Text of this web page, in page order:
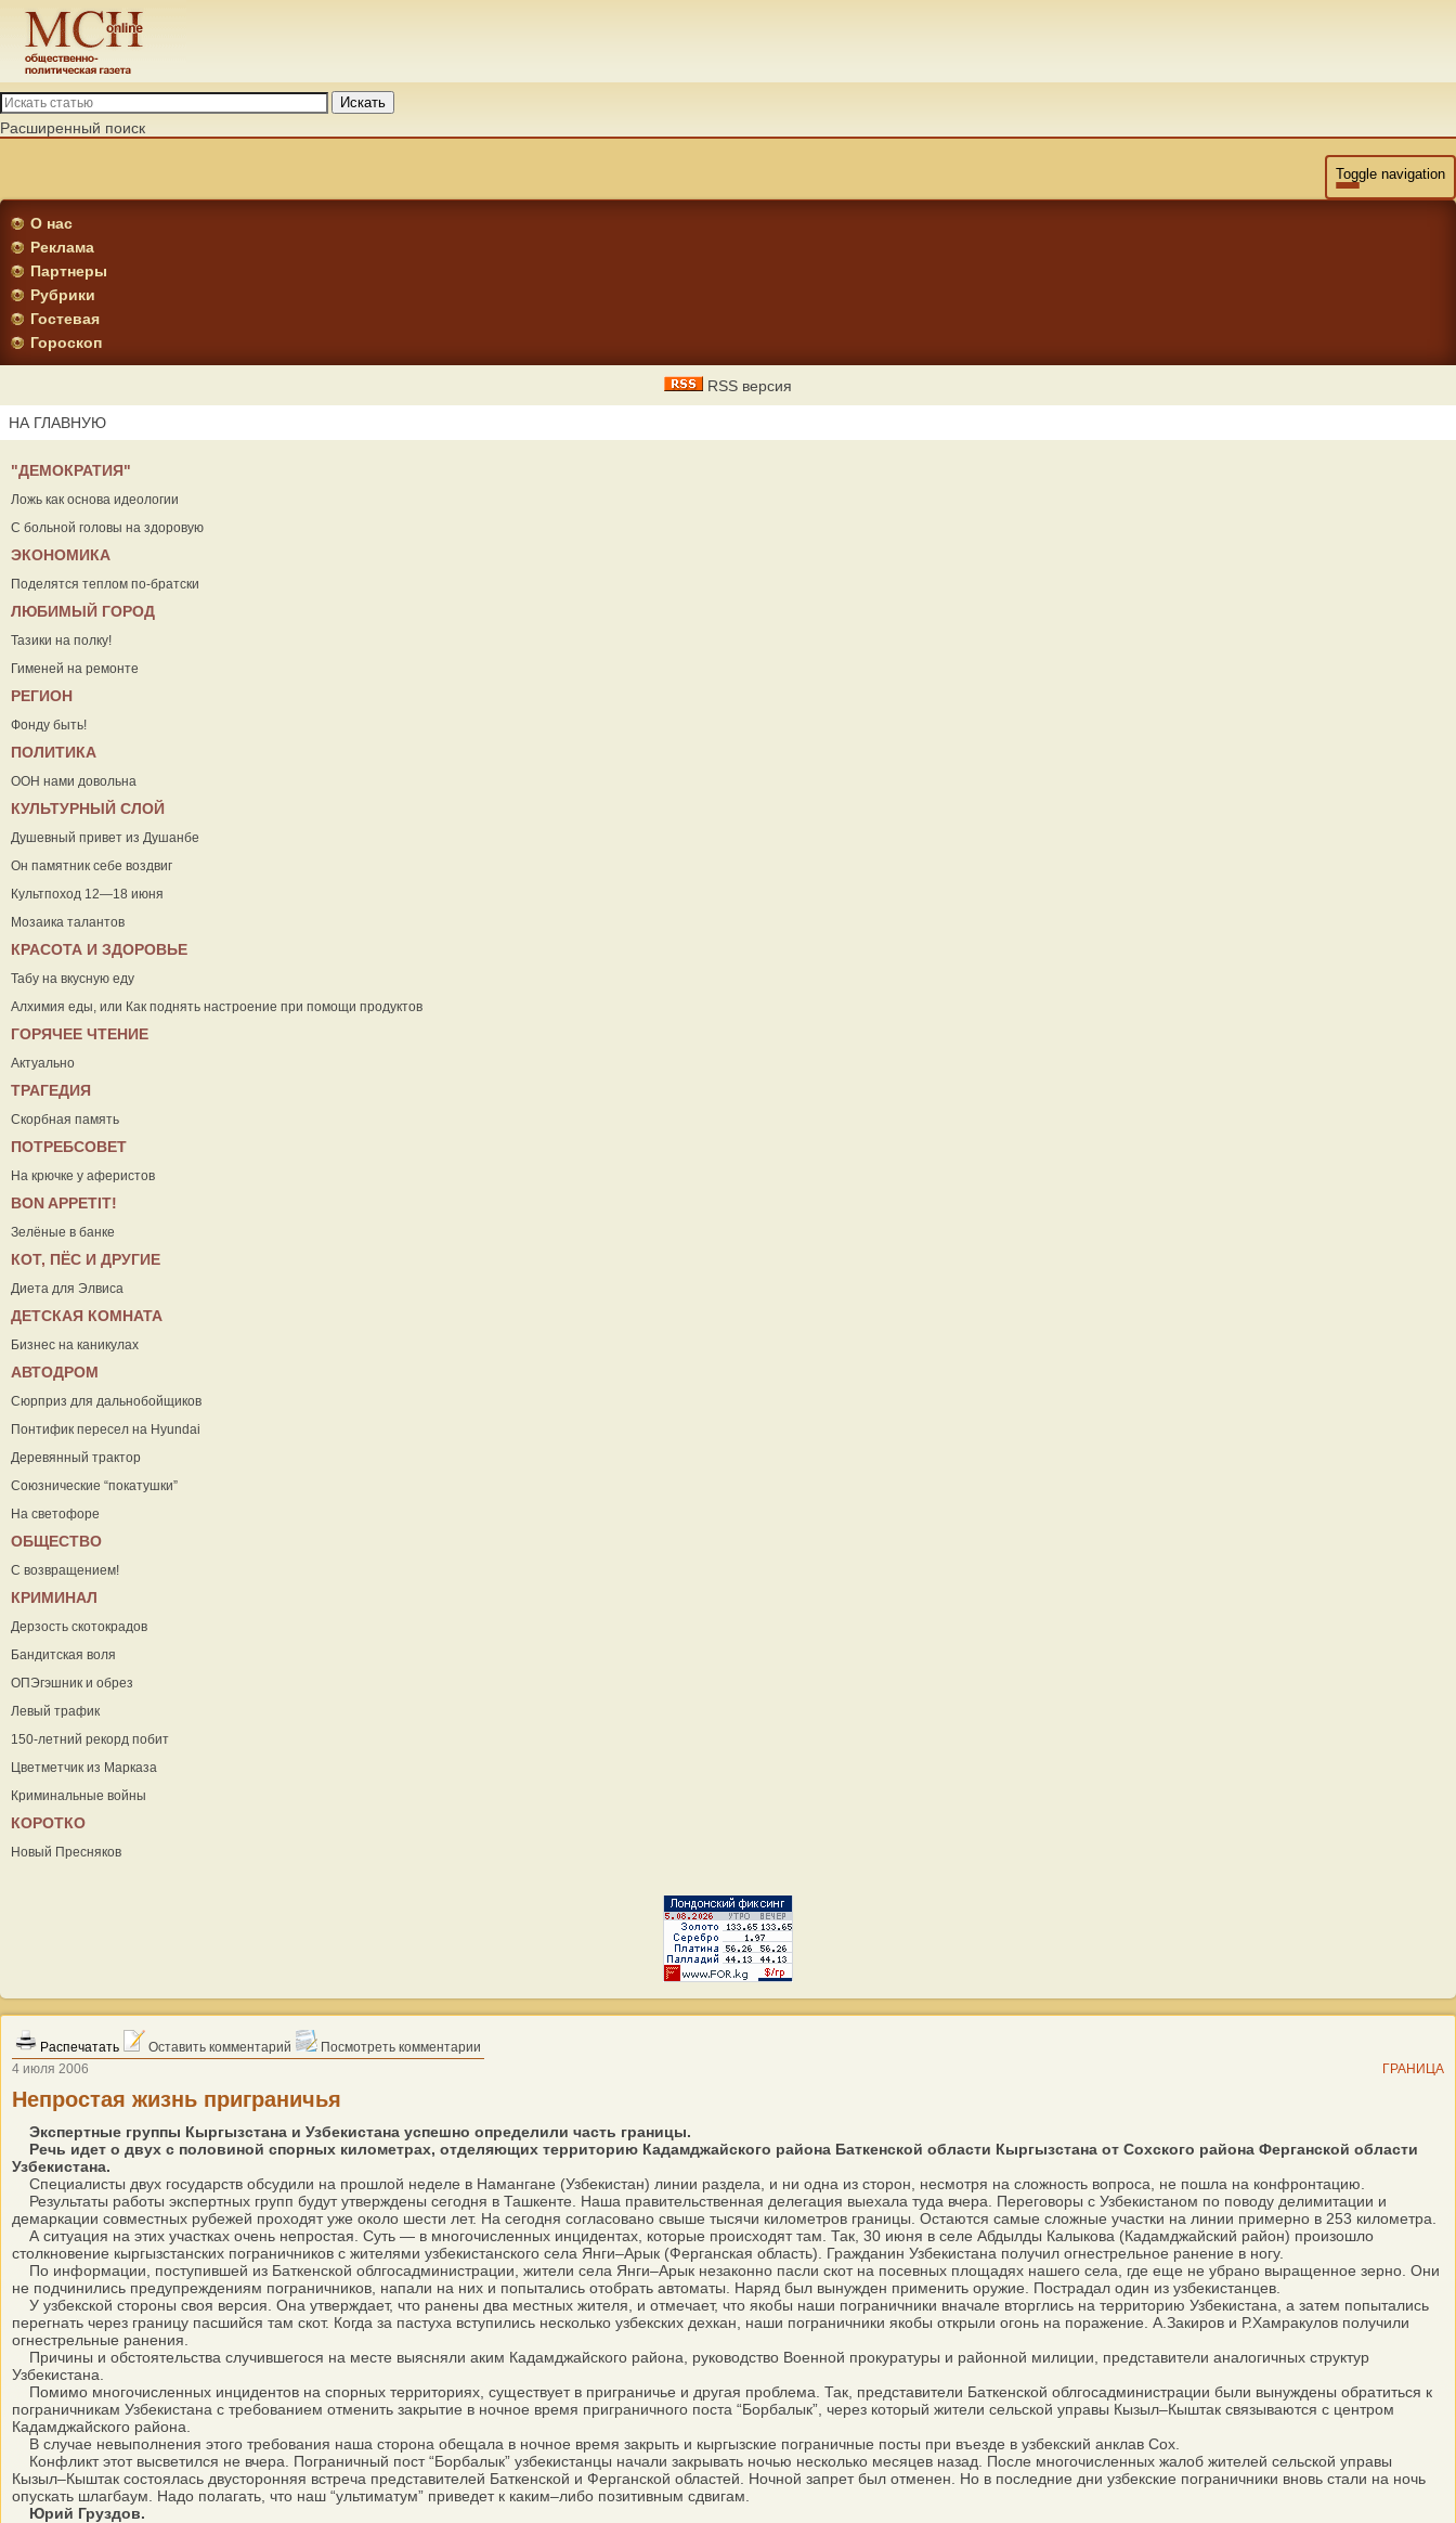
Искать
Расширенный поиск
Toggle navigation
О нас
Реклама
Партнеры
Рубрики
Гостевая
Гороскоп
RSS версия
НА ГЛАВНУЮ
"ДЕМОКРАТИЯ"
Ложь как основа идеологии
С больной головы на здоровую
ЭКОНОМИКА
Поделятся теплом по-братски
ЛЮБИМЫЙ ГОРОД
Тазики на полку!
Гименей на ремонте
РЕГИОН
Фонду быть!
ПОЛИТИКА
ООН нами довольна
КУЛЬТУРНЫЙ СЛОЙ
Душевный привет из Душанбе
Он памятник себе воздвиг
Культпоход 12—18 июня
Мозаика талантов
КРАСОТА И ЗДОРОВЬЕ
Табу на вкусную еду
Алхимия еды, или Как поднять настроение при помощи продуктов
ГОРЯЧЕЕ ЧТЕНИЕ
Актуально
ТРАГЕДИЯ
Скорбная память
ПОТРЕБСОВЕТ
На крючке у аферистов
ВON APPETIT!
Зелёные в банке
КОТ, ПЁС И ДРУГИЕ
Диета для Элвиса
ДЕТСКАЯ КОМНАТА
Бизнес на каникулах
АВТОДРОМ
Сюрприз для дальнобойщиков
Понтифик пересел на Hyundai
Деревянный трактор
Союзнические “покатушки”
На светофоре
ОБЩЕСТВО
С возвращением!
КРИМИНАЛ
Дерзость скотокрадов
Бандитская воля
ОПЭгэшник и обрез
Левый трафик
150-летний рекорд побит
Цветметчик из Марказа
Криминальные войны
КОРОТКО
Новый Пресняков
Распечатать Оставить комментарий
Посмотреть комментарии
4 июля 2006
ГРАНИЦА
Непростая жизнь приграничья
Экспертные группы Кыргызстана и Узбекистана успешно определили часть границы.
Речь идет о двух с половиной спорных километрах, отделяющих территорию Кадамджайского района Баткенской области Кыргызстана от Сохского района Ферганской области
Узбекистана.
Специалисты двух государств обсудили на прошлой неделе в Намангане (Узбекистан) линии раздела, и ни одна из сторон, несмотря на сложность вопроса, не пошла на конфронтацию.
Результаты работы экспертных групп будут утверждены сегодня в Ташкенте. Наша правительственная делегация выехала туда вчера. Переговоры с Узбекистаном по поводу делимитации и
демаркации совместных рубежей проходят уже около шести лет. На сегодня согласовано свыше тысячи километров границы. Остаются самые сложные участки на линии примерно в 253 километра.
А ситуация на этих участках очень непростая. Суть — в многочисленных инцидентах, которые происходят там. Так, 30 июня в селе Абдылды Калыкова (Кадамджайский район) произошло
столкновение кыргызстанских пограничников с жителями узбекистанского села Янги–Арык (Ферганская область). Гражданин Узбекистана получил огнестрельное ранение в ногу.
По информации, поступившей из Баткенской облгосадминистрации, жители села Янги–Арык незаконно пасли скот на посевных площадях нашего села, где еще не убрано выращенное зерно. Они
не подчинились предупреждениям пограничников, напали на них и попытались отобрать автоматы. Наряд был вынужден применить оружие. Пострадал один из узбекистанцев.
У узбекской стороны своя версия. Она утверждает, что ранены два местных жителя, и отмечает, что якобы наши пограничники вначале вторглись на территорию Узбекистана, а затем попытались
перегнать через границу пасшийся там скот. Когда за пастуха вступились несколько узбекских дехкан, наши пограничники якобы открыли огонь на поражение. А.Закиров и Р.Хамракулов получили
огнестрельные ранения.
Причины и обстоятельства случившегося на месте выясняли аким Кадамджайского района, руководство Военной прокуратуры и районной милиции, представители аналогичных структур
Узбекистана.
Помимо многочисленных инцидентов на спорных территориях, существует в приграничье и другая проблема. Так, представители Баткенской облгосадминистрации были вынуждены обратиться к
пограничникам Узбекистана с требованием отменить закрытие в ночное время приграничного поста “Борбалык”, через который жители сельской управы Кызыл–Кыштак связываются с центром
Кадамджайского района.
В случае невыполнения этого требования наша сторона обещала в ночное время закрыть и кыргызские пограничные посты при въезде в узбекский анклав Сох.
Конфликт этот высветился не вчера. Пограничный пост “Борбалык” узбекистанцы начали закрывать ночью несколько месяцев назад. После многочисленных жалоб жителей сельской управы
Кызыл–Кыштак состоялась двусторонняя встреча представителей Баткенской и Ферганской областей. Ночной запрет был отменен. Но в последние дни узбекские пограничники вновь стали на ночь
опускать шлагбаум. Надо полагать, что наш “ультиматум” приведет к каким–либо позитивным сдвигам.
Юрий Груздов.